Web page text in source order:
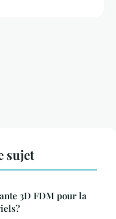
sujet
3D FDM pour la